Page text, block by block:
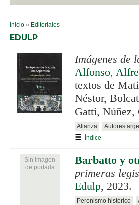
SE ENCUENTRA USTED AQUÍ
Inicio » Editoriales
EDULP
Imágenes de
Alfonso,
textos de
Néstor,
Gatti, Núñez,
Alianza
Autores
Índice
Sin imagen
de portada
Barbatto y
primeras
Edulp, 2023.
Peronismo histórico